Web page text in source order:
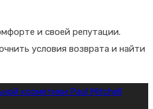
и своей репутации.
условия возврата и найти